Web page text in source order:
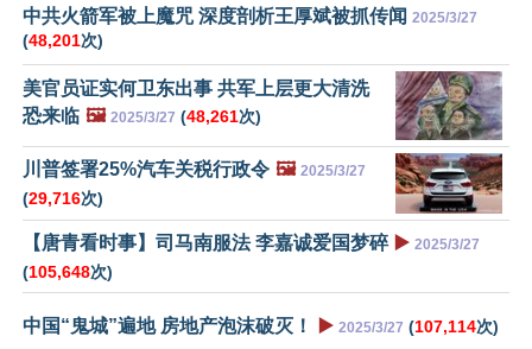
中共火箭军被上魔咒 深度剖析王厚斌被抓传闻 2025/3/27
(48,201次)
美官员证实何卫东出事 共军上层更大清洗
恐来临 🖼️ 2025/3/27 (48,261次)
川普签署25%汽车关税行政令 🖼️ 2025/3/27
(29,716次)
【唐青看时事】司马南服法 李嘉诚爱国梦碎 ▶️ 2025/3/27
(105,648次)
中国“鬼城”遍地 房地产泡沫破灭！ ▶️ 2025/3/27 (107,114次)